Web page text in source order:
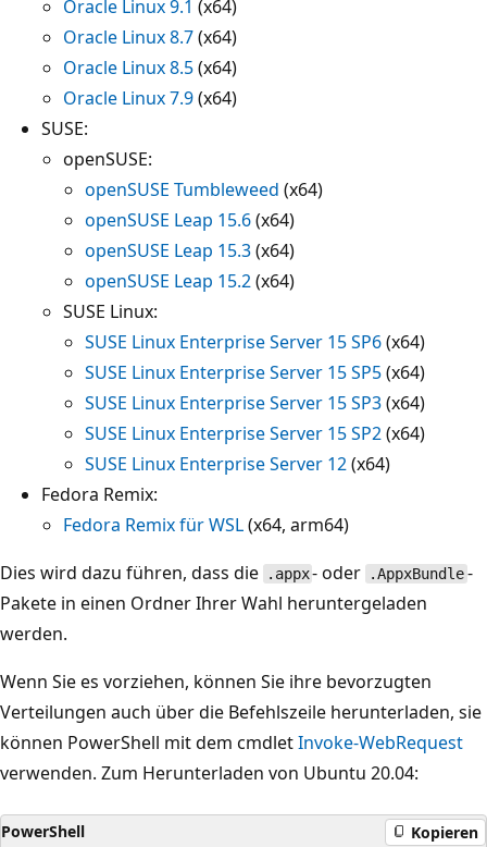
Oracle Linux 9.1 (x64)
Oracle Linux 8.7(x64)
Oracle Linux 8.5(x64)
Oracle Linux 7.9(x64)
SUSE:
openSUSE:
openSUSE Tumbleweed (x64)
openSUSE Leap 15.6(x64)
openSUSE Leap 15.3(x64)
openSUSE Leap 15.2(x64)
SUSE Linux:
SUSE Linux Enterprise Server 15 SP6(x64)
SUSE Linux Enterprise Server 15 SP5(x64)
SUSE Linux Enterprise Server 15 SP3(x64)
SUSE Linux Enterprise Server 15 SP2(x64)
SUSE Linux Enterprise Server 12(x64)
Fedora Remix:
Fedora Remix für WSL(x64, arm64)
Dies wird dazu führen, dass die
.appx- oder .AppxBundle-
Pakete in einen Ordner Ihrer Wahl heruntergeladen
werden.
Wenn Sie es vorziehen, können Sie ihre bevorzugten
Verteilungen auch über die Befehlszeile herunterladen, sie
können PowerShell mit dem cmdletInvoke-WebRequest
verwenden. Zum Herunterladen von Ubuntu 20.04:
PowerShell Kopieren